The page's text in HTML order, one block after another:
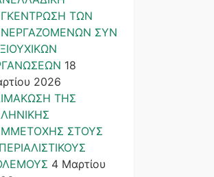
ΤΩΝ
ΣΥΝ
18
2026
ΤΗΣ
ΣΤΟΥΣ
4 Μαρτίου